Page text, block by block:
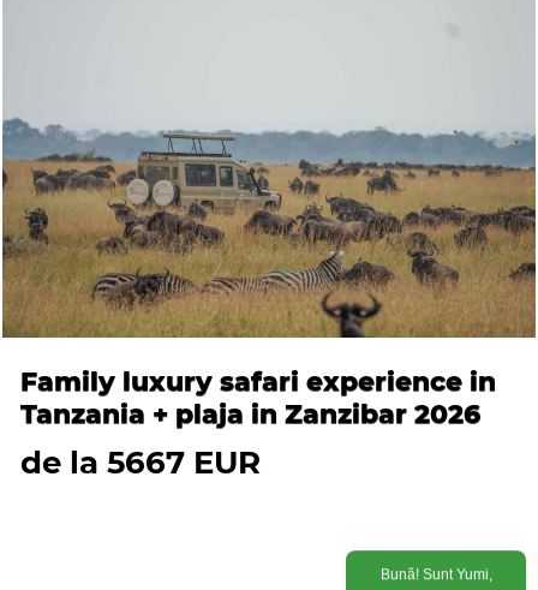
Family luxury safari experience in
Tanzania + plaja in Zanzibar 2026
de la 5667 EUR
Bună! Sunt Yumi,